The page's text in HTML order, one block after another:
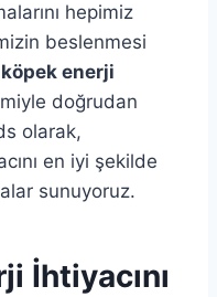
hepimiz
beslenmesi
köpek enerji
doğrudan
olarak,
en iyi şekilde
sunuyoruz.
İhtiyacını